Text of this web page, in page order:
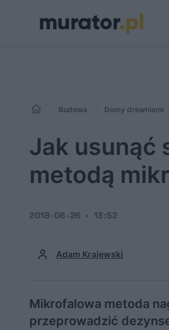
Budowa Domy drewniane
Jak usunąć
metodą
Adam Krajewski
2018-06-26 13:52
Mikrofalowa metoda
przeprowadzić